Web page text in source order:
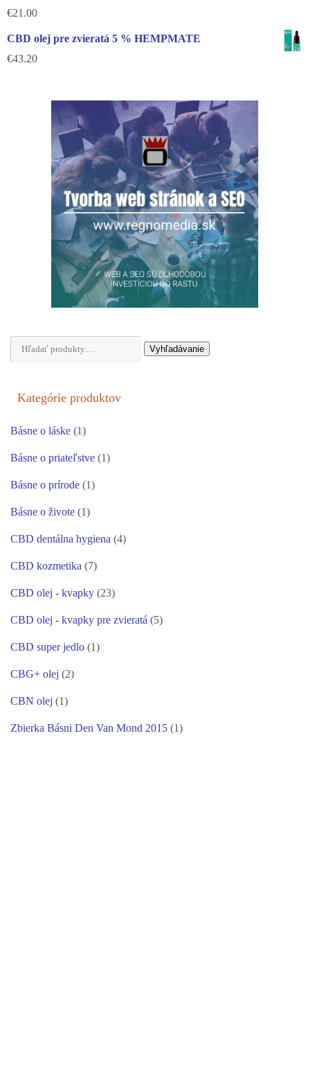
€21.00
CBD olej pre zvieratá 5 % HEMPMATE
€43.20
Hľadať: Vyhľadávanie
Kategórie produktov
Básne o láske (1)
Básne o priateľstve (1)
Básne o prírode (1)
Básne o živote (1)
CBD dentálna hygiena (4)
CBD kozmetika (7)
CBD olej - kvapky (23)
CBD olej - kvapky pre zvieratá (5)
CBD super jedlo (1)
CBG+ olej (2)
CBN olej (1)
Zbierka Básni Den Van Mond 2015 (1)